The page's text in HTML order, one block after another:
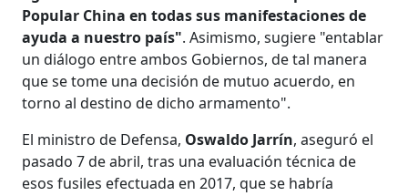
Popular China en todas sus manifestaciones de
ayuda a nuestro país". Asimismo, sugiere "entablar
un diálogo entre ambos Gobiernos, de tal manera
que se tome una decisión de mutuo acuerdo, en
torno al destino de dicho armamento".
El ministro de Defensa, Oswaldo Jarrín, aseguró el
pasado 7 de abril, tras una evaluación técnica de
esos fusiles efectuada en 2017, que se habría